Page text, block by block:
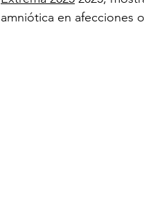
amniótica en afecciones